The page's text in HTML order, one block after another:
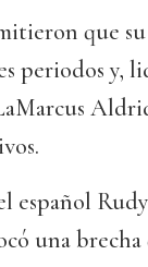
que
periodos y,
español
una